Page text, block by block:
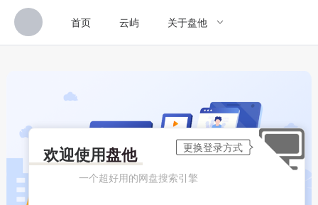
首页 云屿 关于盘他
欢迎使用盘他
一个超好用的网盘搜索引擎